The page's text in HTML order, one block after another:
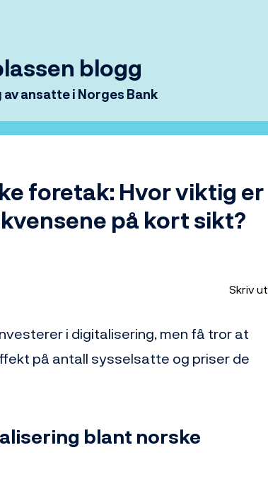
blogg
ansatte i Norges Bank
foretak: Hvor viktig er
på kort sikt?
Skriv ut
i digitalisering, men få tror at
på antall sysselsatte og priser de
blant norske